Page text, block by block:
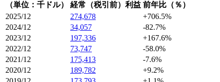
（単位：千ドル）
経常（税引前）利益 前年比（％）
2025/12
274,678
+706.5%
2024/12
34,057
-82.7%
2023/12
197,336
+167.6%
2022/12
73,747
-58.0%
2021/12
175,413
-7.6%
2020/12
189,782
+9.2%